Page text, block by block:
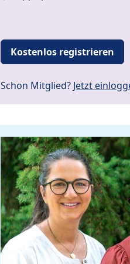
Kostenlos registrieren
Schon Mitglied? Jetzt